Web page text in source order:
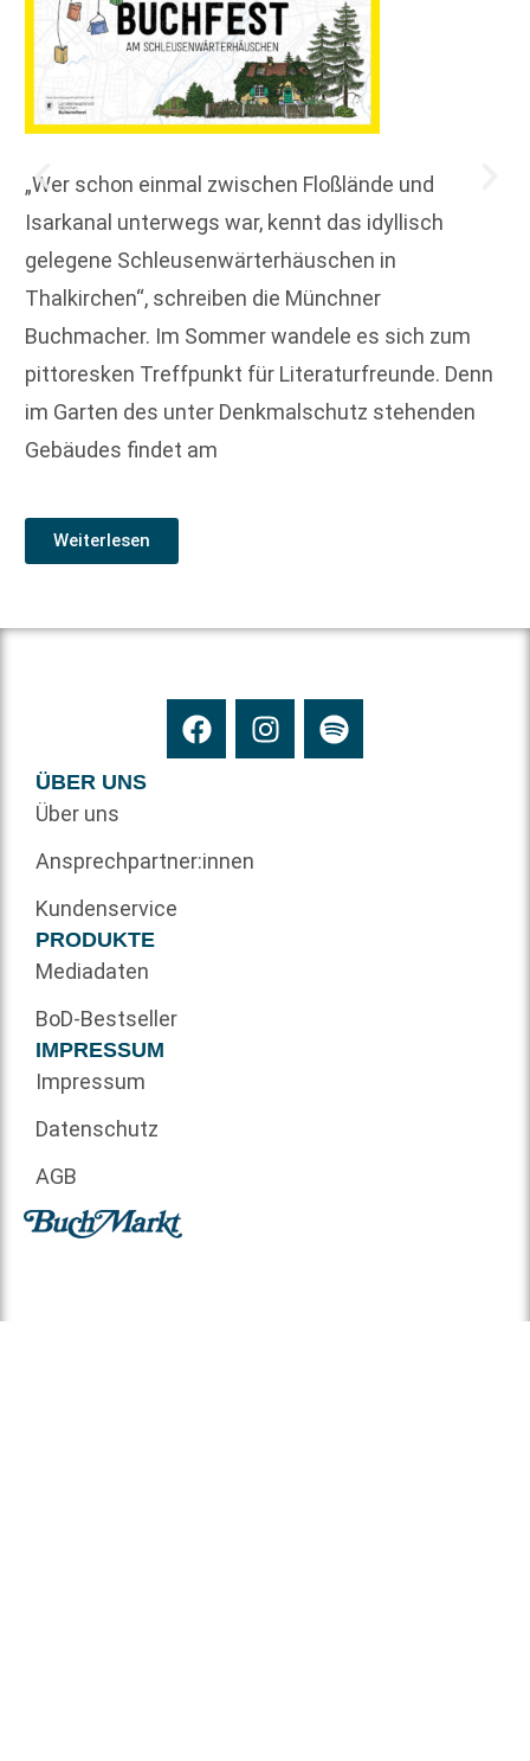
„Wer schon einmal zwischen Floßlände und
Isarkanal unterwegs war, kennt das idyllisch
gelegene Schleusenwärterhäuschen in
Thalkirchen“, schreiben die Münchner
Buchmacher. Im Sommer wandele es sich zum
pittoresken Treffpunkt für Literaturfreunde. Denn
im Garten des unter Denkmalschutz stehenden
Gebäudes findet am
Weiterlesen
ÜBER UNS
Über uns
Ansprechpartner:innen
Kundenservice
PRODUKTE
Mediadaten
BoD-Bestseller
IMPRESSUM
Impressum
Datenschutz
AGB